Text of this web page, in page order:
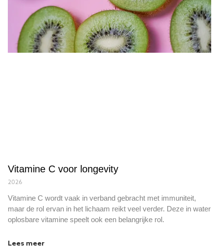
Vitamine C voor longevity
2026
Vitamine C wordt vaak in verband gebracht met immuniteit,
maar de rol ervan in het lichaam reikt veel verder. Deze in water
oplosbare vitamine speelt ook een belangrijke rol.
Lees meer